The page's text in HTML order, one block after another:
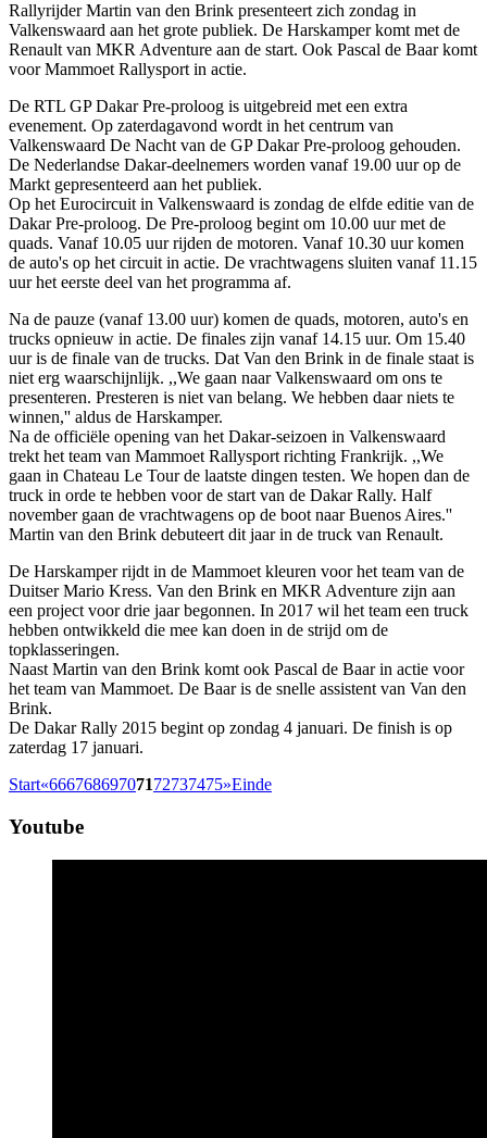
Rallyrijder Martin van den Brink presenteert zich zondag in
Valkenswaard aan het grote publiek. De Harskamper komt met de
Renault van MKR Adventure aan de start. Ook Pascal de Baar komt
voor Mammoet Rallysport in actie.
De RTL GP Dakar Pre-proloog is uitgebreid met een extra
evenement. Op zaterdagavond wordt in het centrum van
Valkenswaard De Nacht van de GP Dakar Pre-proloog gehouden.
De Nederlandse Dakar-deelnemers worden vanaf 19.00 uur op de
Markt gepresenteerd aan het publiek.
Op het Eurocircuit in Valkenswaard is zondag de elfde editie van de
Dakar Pre-proloog. De Pre-proloog begint om 10.00 uur met de
quads. Vanaf 10.05 uur rijden de motoren. Vanaf 10.30 uur komen
de auto's op het circuit in actie. De vrachtwagens sluiten vanaf 11.15
uur het eerste deel van het programma af.
Na de pauze (vanaf 13.00 uur) komen de quads, motoren, auto's en
trucks opnieuw in actie. De finales zijn vanaf 14.15 uur. Om 15.40
uur is de finale van de trucks. Dat Van den Brink in de finale staat is
niet erg waarschijnlijk. ,,We gaan naar Valkenswaard om ons te
presenteren. Presteren is niet van belang. We hebben daar niets te
winnen,'' aldus de Harskamper.
Na de officiële opening van het Dakar-seizoen in Valkenswaard
trekt het team van Mammoet Rallysport richting Frankrijk. ,,We
gaan in Chateau Le Tour de laatste dingen testen. We hopen dan de
truck in orde te hebben voor de start van de Dakar Rally. Half
november gaan de vrachtwagens op de boot naar Buenos Aires.''
Martin van den Brink debuteert dit jaar in de truck van Renault.
De Harskamper rijdt in de Mammoet kleuren voor het team van de
Duitser Mario Kress. Van den Brink en MKR Adventure zijn aan
een project voor drie jaar begonnen. In 2017 wil het team een truck
hebben ontwikkeld die mee kan doen in de strijd om de
topklasseringen.
Naast Martin van den Brink komt ook Pascal de Baar in actie voor
het team van Mammoet. De Baar is de snelle assistent van Van den
Brink.
De Dakar Rally 2015 begint op zondag 4 januari. De finish is op
zaterdag 17 januari.
Start«66676869707172737475»Einde
Youtube